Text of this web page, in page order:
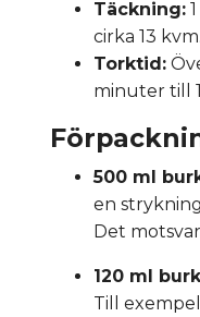
Täckning:
cirka 13 kvm.
Torktid:
minuter till
500 ml
en
Det
120 ml burk
Till